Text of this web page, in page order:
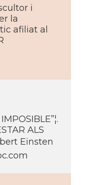
i
la
afiliat al
ALS
Einsten